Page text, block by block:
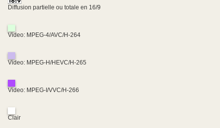
Diffusion partielle ou totale en 16/9
Video: MPEG-4/AVC/H-264
Video: MPEG-H/HEVC/H-265
Video: MPEG-I/VVC/H-266
Clair